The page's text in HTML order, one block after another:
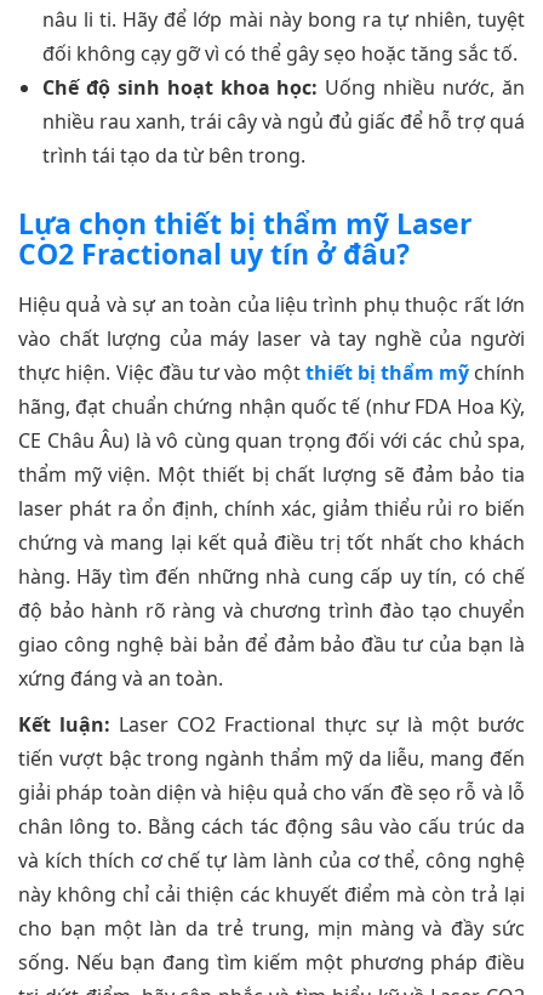
nâu li ti. Hãy để lớp mài này bong ra tự nhiên, tuyệt
đối không cạy gỡ vì có thể gây sẹo hoặc tăng sắc tố.
Chế độ sinh hoạt khoa học: Uống nhiều nước, ăn
nhiều rau xanh, trái cây và ngủ đủ giấc để hỗ trợ quá
trình tái tạo da từ bên trong.
Lựa chọn thiết bị thẩm mỹ Laser
CO2 Fractional uy tín ở đâu?
Hiệu quả và sự an toàn của liệu trình phụ thuộc rất lớn
vào chất lượng của máy laser và tay nghề của người
thực hiện. Việc đầu tư vào mộtthiết bị thẩm mỹchính
hãng, đạt chuẩn chứng nhận quốc tế (như FDA Hoa Kỳ,
CE Châu Âu) là vô cùng quan trọng đối với các chủ spa,
thẩm mỹ viện. Một thiết bị chất lượng sẽ đảm bảo tia
laser phát ra ổn định, chính xác, giảm thiểu rủi ro biến
chứng và mang lại kết quả điều trị tốt nhất cho khách
hàng. Hãy tìm đến những nhà cung cấp uy tín, có chế
độ bảo hành rõ ràng và chương trình đào tạo chuyển
giao công nghệ bài bản để đảm bảo đầu tư của bạn là
xứng đáng và an toàn.
Kết luận: Laser CO2 Fractional thực sự là một bước
tiến vượt bậc trong ngành thẩm mỹ da liễu, mang đến
giải pháp toàn diện và hiệu quả cho vấn đề sẹo rỗ và lỗ
chân lông to. Bằng cách tác động sâu vào cấu trúc da
và kích thích cơ chế tự làm lành của cơ thể, công nghệ
này không chỉ cải thiện các khuyết điểm mà còn trả lại
cho bạn một làn da trẻ trung, mịn màng và đầy sức
sống. Nếu bạn đang tìm kiếm một phương pháp điều